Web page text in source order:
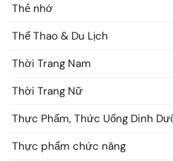
Thẻ nhớ
Thể Thao & Du Lịch
Thời Trang Nam
Thời Trang Nữ
Thực Phẩm, Thức Uống Dinh
Thực phẩm chức năng